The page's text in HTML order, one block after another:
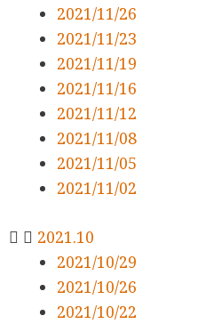
2021/11/26
2021/11/23
2021/11/19
2021/11/16
2021/11/12
2021/11/08
2021/11/05
2021/11/02
2021.10
2021/10/29
2021/10/26
2021/10/22